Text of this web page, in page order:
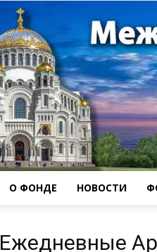
О ФОНДЕ НОВОСТИ
Ежедневные